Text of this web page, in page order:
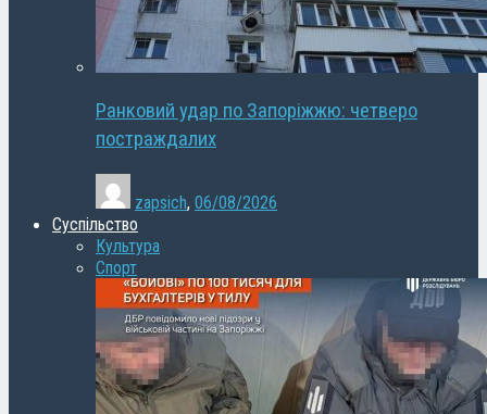
Ранковий удар по Запоріжжю: четверо
постраждалих
zapsich, 06/08/2026
Суспільство
Культура
Спорт